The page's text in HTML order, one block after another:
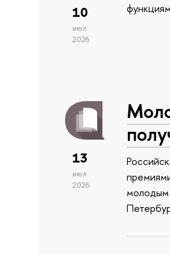
10
июл
2026
13
июл
2026